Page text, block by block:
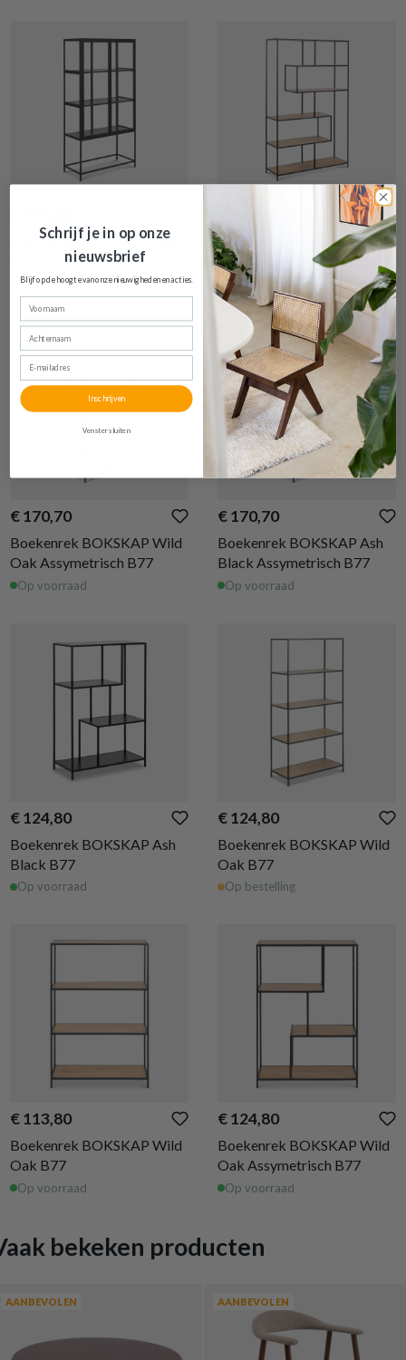
Vitrinekast BOKSKAP Ash
Black B77
Op bestelling
€ 222,20
Boekenrek BOKSKAP Wild
Oak Assymetrisch B114
Op voorraad
€ 170,70
Boekenrek BOKSKAP Wild
Oak Assymetrisch B77
Op voorraad
€ 170,70
Boekenrek BOKSKAP Ash
Black Assymetrisch B77
Op voorraad
€ 124,80
Boekenrek BOKSKAP Ash
Black B77
Op voorraad
€ 124,80
Boekenrek BOKSKAP Wild
Oak B77
Op bestelling
€ 113,80
Boekenrek BOKSKAP Wild
Oak B77
Op voorraad
€ 124,80
Boekenrek BOKSKAP Wild
Oak Assymetrisch B77
Op voorraad
bekeken producten
AANBEVOLEN AANBEVOLEN
Schrijf je in op onze
nieuwsbrief
Blijf op de hoogte van onze nieuwigheden enacties.
Voornaam
Achternaam
Inschrijven
Venster sluiten